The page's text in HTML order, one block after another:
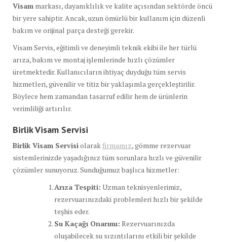
Visam markası, dayanıklılık ve kalite açısından sektörde öncü
bir yere sahiptir. Ancak, uzun ömürlü bir kullanım için düzenli
bakım ve orijinal parça desteği gerekir.
Visam Servis, eğitimli ve deneyimli teknik ekibi ile her türlü
arıza, bakım ve montaj işlemlerinde hızlı çözümler
üretmektedir. Kullanıcıların ihtiyaç duyduğu tüm servis
hizmetleri, güvenilir ve titiz bir yaklaşımla gerçekleştirilir.
Böylece hem zamandan tasarruf edilir hem de ürünlerin
verimliliği artırılır.
Birlik Visam Servisi
Birlik Visam Servisiolarak firmamız, gömme rezervuar
sistemlerinizde yaşadığınız tüm sorunlara hızlı ve güvenilir
çözümler sunuyoruz. Sunduğumuz başlıca hizmetler:
Arıza Tespiti: Uzman teknisyenlerimiz,
rezervuarınızdaki problemleri hızlı bir şekilde
teşhis eder.
Su Kaçağı Onarımı: Rezervuarınızda
oluşabilecek su sızıntılarını etkili bir şekilde